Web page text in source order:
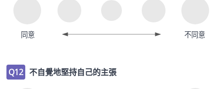
同意 不同意
Q12 不自覺地堅持自己的主張